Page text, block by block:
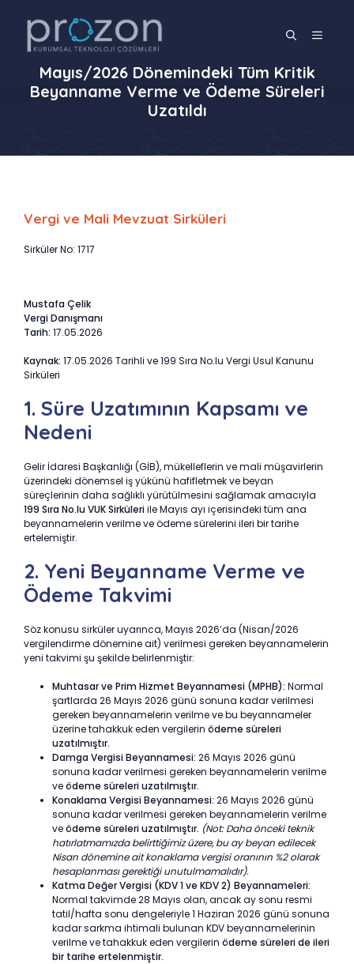
MENÜ
Mayıs/2026 Dönemindeki Tüm Kritik
Beyanname Verme ve Ödeme Süreleri
Uzatıldı
Vergi ve Mali Mevzuat Sirküleri
Sirküler No: 1717
Mustafa Çelik
Vergi Danışmanı
Tarih: 17.05.2026
Kaynak: 17.05.2026 Tarihli ve 199 Sıra No.lu Vergi Usul Kanunu
Sirküleri
1. Süre Uzatımının Kapsamı ve
Nedeni
Gelir İdaresi Başkanlığı (GİB), mükelleflerin ve mali müşavirlerin
üzerindeki dönemsel iş yükünü hafifletmek ve beyan
süreçlerinin daha sağlıklı yürütülmesini sağlamak amacıyla
199 Sıra No.lu VUK Sirküleriile Mayıs ayı içerisindeki tüm ana
beyannamelerin verilme ve ödeme sürelerini ileri bir tarihe
ertelemiştir.
2. Yeni Beyanname Verme ve
Ödeme Takvimi
Söz konusu sirküler uyarınca, Mayıs 2026’da (Nisan/2026
vergilendirme dönemine ait) verilmesi gereken beyannamelerin
yeni takvimi şu şekilde belirlenmiştir:
Muhtasar ve Prim Hizmet Beyannamesi (MPHB): Normal
şartlarda 26 Mayıs 2026 günü sonuna kadar verilmesi
gereken beyannamelerin verilme ve bu beyannameler
üzerine tahakkuk eden vergilerin ödeme süreleri
uzatılmıştır.
Damga Vergisi Beyannamesi: 26 Mayıs 2026 günü
sonuna kadar verilmesi gereken beyannamelerin verilme
veödeme süreleri uzatılmıştır.
Konaklama Vergisi Beyannamesi: 26 Mayıs 2026 günü
sonuna kadar verilmesi gereken beyannamelerin verilme
veödeme süreleri uzatılmıştır. (Not: Daha önceki teknik
hatırlatmamızda belirttiğimiz üzere, bu ay beyan edilecek
Nisan dönemine ait konaklama vergisi oranının %2 olarak
hesaplanması gerektiği unutulmamalıdır).
Katma Değer Vergisi (KDV 1 ve KDV 2) Beyannameleri:
Normal takvimde 28 Mayıs olan, ancak ay sonu resmi
tatil/hafta sonu dengeleriyle 1 Haziran 2026 günü sonuna
kadar sarkma ihtimali bulunan KDV beyannamelerinin
verilme ve tahakkuk eden vergilerin ödeme süreleri de ileri
bir tarihe ertelenmiştir.